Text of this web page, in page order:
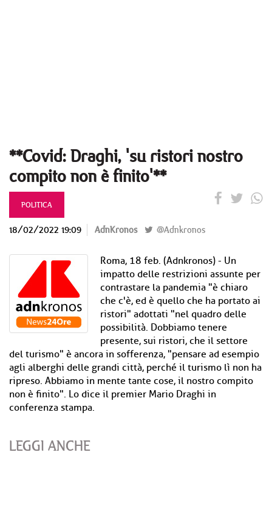
**Covid: Draghi, 'su ristori nostro
compito non è finito'**
POLITICA
18/02/2022 19:09 AdnKronos @Adnkronos
Roma, 18 feb. (Adnkronos) - Un
impatto delle restrizioni assunte per
contrastare la pandemia "è chiaro
che c'è, ed è quello che ha portato ai
ristori" adottati "nel quadro delle
possibilità. Dobbiamo tenere
presente, sui ristori, che il settore
del turismo" è ancora in sofferenza, "pensare ad esempio
agli alberghi delle grandi città, perché il turismo lì non ha
ripreso. Abbiamo in mente tante cose, il nostro compito
non è finito". Lo dice il premier Mario Draghi in
conferenza stampa.
LEGGI ANCHE